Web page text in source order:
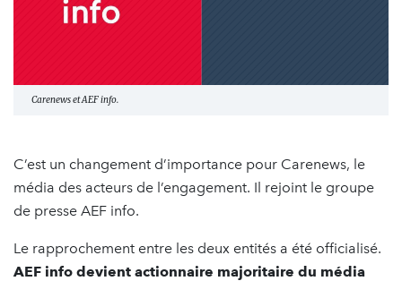
Carenews et AEF info.
C’est un changement d’importance pour Carenews, le
média des acteurs de l’engagement. Il rejoint le groupe
de presse AEF info.
Le rapprochement entre les deux entités a été officialisé.
AEF info devient actionnaire majoritaire du média